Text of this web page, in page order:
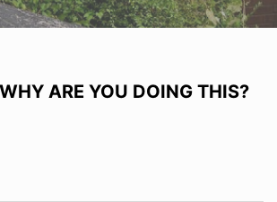
ARE YOU DOING THIS?